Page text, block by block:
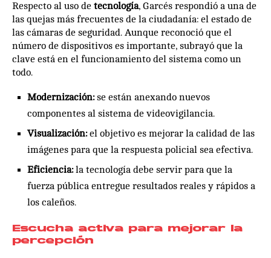
Respecto al uso de tecnología, Garcés respondió a una de
las quejas más frecuentes de la ciudadanía: el estado de
las cámaras de seguridad. Aunque reconoció que el
número de dispositivos es importante, subrayó que la
clave está en el funcionamiento del sistema como un
todo.
Modernización:se están anexando nuevos
componentes al sistema de videovigilancia.
Visualización:el objetivo es mejorar la calidad de las
imágenes para que la respuesta policial sea efectiva.
Eficiencia:la tecnología debe servir para que la
fuerza pública entregue resultados reales y rápidos a
los caleños.
Escucha activa para mejorar la
percepción